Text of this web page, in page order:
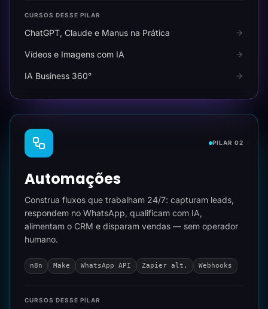
CURSOS DESSE PILAR
ChatGPT, Claude e Manus na Prática
Vídeos e Imagens com IA
IA Business 360°
PILAR 02
Automações
Construa fluxos que trabalham 24/7: capturam leads,
respondem no WhatsApp, qualificam com IA,
alimentam o CRM e disparam vendas — sem operador
humano.
n8n Make WhatsApp API Zapier alt. Webhooks
CURSOS DESSE PILAR